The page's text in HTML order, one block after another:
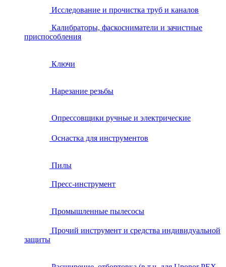
Исследование и прочистка труб и каналов
Калибраторы, фаскосниматели и зачистные
приспособления
Ключи
Нарезание резьбы
Опрессовщики ручные и электрические
Оснастка для инструментов
Пилы
Пресс-инструмент
Промышленные пылесосы
Прочий инструмент и средства индивидуальной
защиты